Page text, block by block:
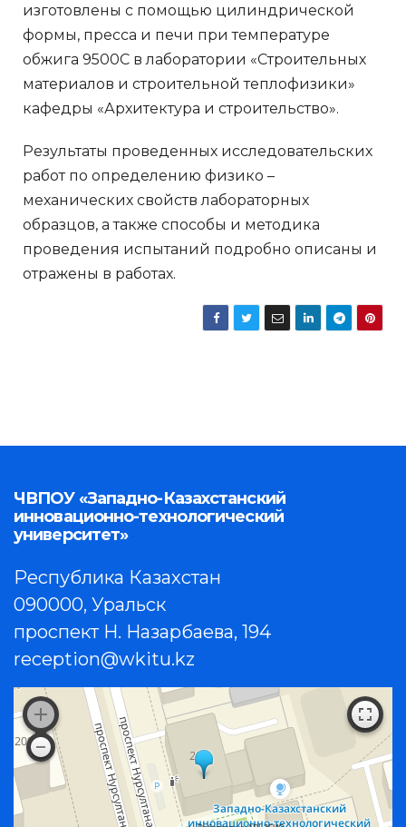
изготовлены с помощью цилиндрической
формы, пресса и печи при температуре
обжига 9500С в лаборатории «Строительных
материалов и строительной теплофизики»
кафедры «Архитектура и строительство».
Результаты проведенных исследовательских
работ по определению физико –
механических свойств лабораторных
образцов, а также способы и методика
проведения испытаний подробно описаны и
отражены в работах.
ЧВПОУ «Западно-Казахстанский
инновационно-технологический
университет»
Республика Казахстан
090000, Уральск
проспект Н. Назарбаева, 194
reception@wkitu.kz